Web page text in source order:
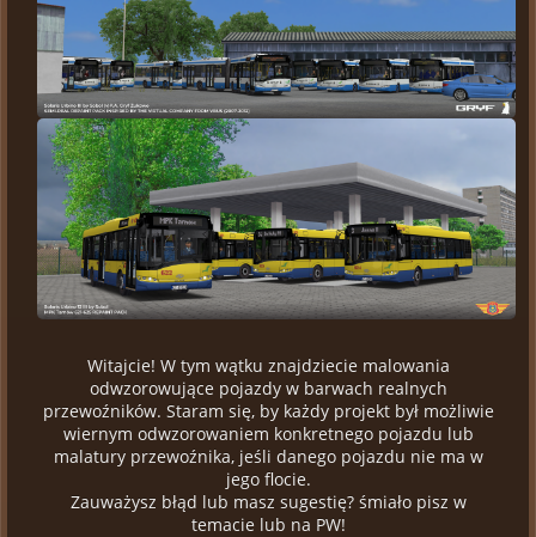
Witajcie! W tym wątku znajdziecie malowania
odwzorowujące pojazdy w barwach realnych
przewoźników. Staram się, by każdy projekt był możliwie
wiernym odwzorowaniem konkretnego pojazdu lub
malatury przewoźnika, jeśli danego pojazdu nie ma w
jego flocie.
Zauważysz błąd lub masz sugestię? śmiało pisz w
temacie lub na PW!